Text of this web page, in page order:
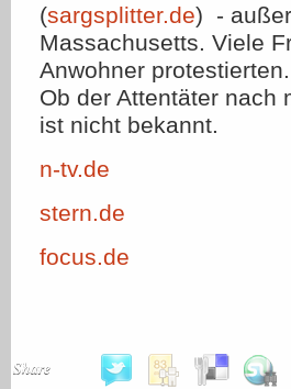
(sargsplitter.de) -
Massachusetts. Viele
Anwohner protestierten.
Ob der Attentäter nach
ist nicht bekannt.
n-tv.de
stern.de
focus.de
Share